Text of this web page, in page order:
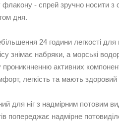
- спрей зручно носити з
дня.
24 години легкості для
знімає набряки, а морські
активних
легкість та мають
для ніг з надмірним потовим
попереджає надмірне